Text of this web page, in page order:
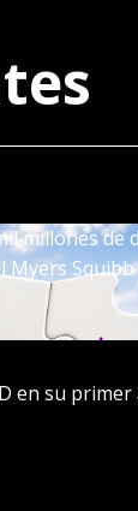
millones de
Myers Squibb
en su